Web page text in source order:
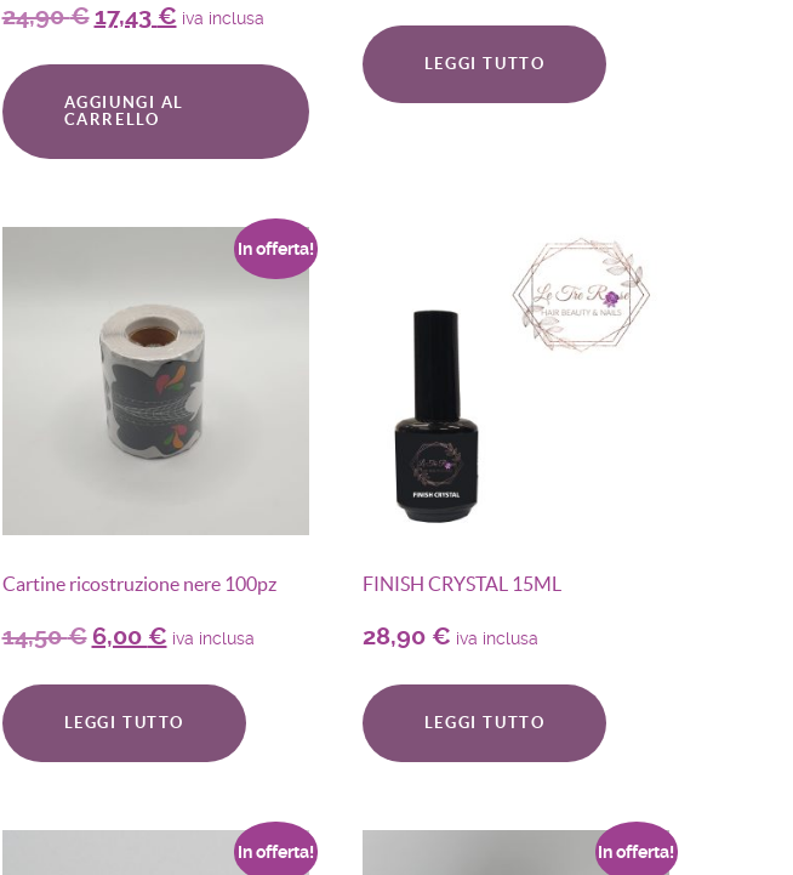
24,90€17,43 € iva inclusa
AGGIUNGI AL
CARRELLO
LEGGI TUTTO
In offerta!
Cartine ricostruzione nere 100pz
14,50€ 6,00 € iva inclusa
LEGGI TUTTO
FINISH CRYSTAL 15ML
28,90 € iva inclusa
LEGGI TUTTO
In offerta! In offerta!